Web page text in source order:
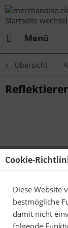
Menü
Übersicht
Cookie-
Diese Website
bestmögliche
damit nicht
folgende